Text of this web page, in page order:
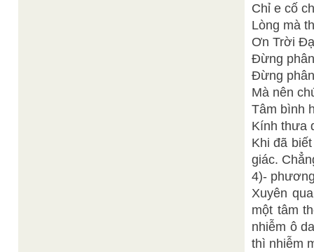
Chỉ e cố
Lòng mà
Ơn Trời
Đừng
Đừng
Mà nên
Tâm bình
Kính thưa
Khi đã
giác.
4)-
Xuyên
một tâm
nhiễm ô
thì nhiễm